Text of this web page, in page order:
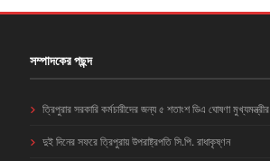
সম্পাদকের পছন্দ
ত্রিপুরার সরকারি কর্মচারীদের জন্য ৫ শতাংশ ডিএ ঘোষণা মুখ্যমন্ত্রীর
দুই দিনের সফরে ত্রিপুরায় উপরাষ্ট্রপতি সি.পি. রাধাকৃষ্ণন